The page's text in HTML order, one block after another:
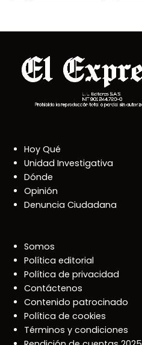
Hoy Qué
Unidad Investigativa
Dónde
Opinión
Denuncia Ciudadana
Somos
Política editorial
Política de privacidad
Contáctenos
Contenido patrocinado
Política de cookies
Términos y condiciones